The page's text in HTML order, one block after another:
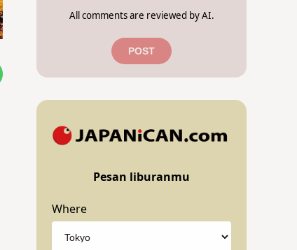
All comments are reviewed by AI.
POST
Pesan liburanmu
Where